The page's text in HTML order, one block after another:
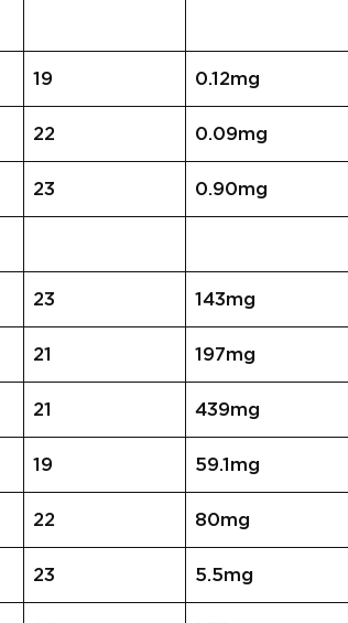
19 0.12mg
22 0.09mg
23 0.90mg
23 143mg
21 197mg
21 439mg
19 59.1mg
22 80mg
23 5.5mg